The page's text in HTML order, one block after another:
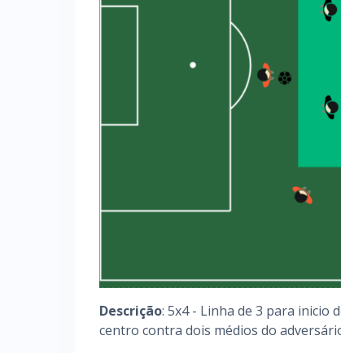
Descrição: 5x4 - Linha de 3 para inicio
centro contra dois médios do